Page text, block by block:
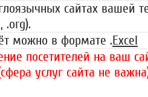
сайтах вашей
.org).
можно в формате .Excel
посетителей на ваш
услуг сайта не